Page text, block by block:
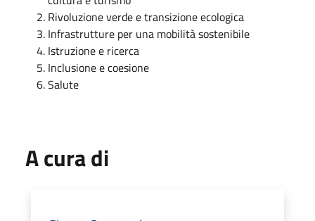
Rivoluzione verde e transizione ecologica
Infrastrutture per una mobilità sostenibile
Istruzione e ricerca
Inclusione e coesione
Salute
A cura di